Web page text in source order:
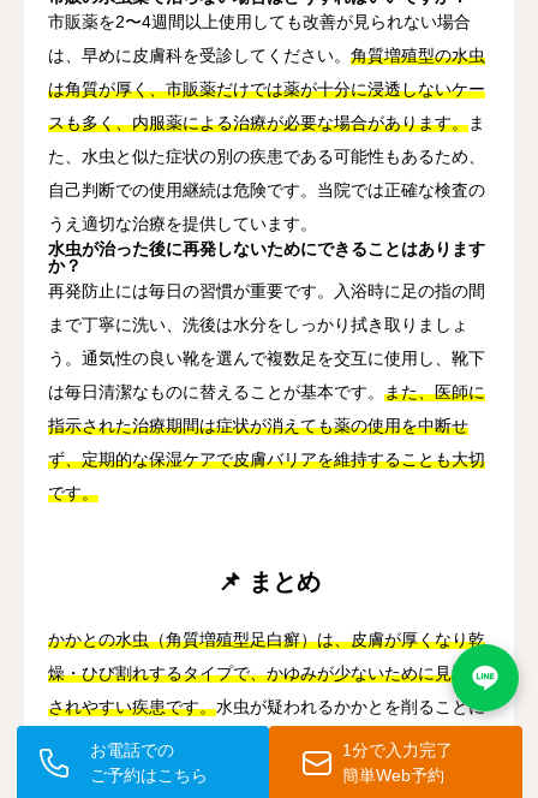
市販薬を2〜4週間以上使用しても改善が見られない場合
は、早めに皮膚科を受診してください。 角質増殖型の水虫
は角質が厚く、市販薬だけでは薬が十分に浸透しないケー
スも多く、内服薬による治療が必要な場合があります。ま
た、水虫と似た症状の別の疾患である可能性もあるため、
自己判断での使用継続は危険です。当院では正確な検査の
うえ適切な治療を提供しています。
水虫が治った後に再発しないためにできることはあります
か？
再発防止には毎日の習慣が重要です。入浴時に足の指の間
まで丁寧に洗い、洗後は水分をしっかり拭き取りましょ
う。通気性の良い靴を選んで複数足を交互に使用し、靴下
は毎日清潔なものに替えることが基本です。 また、医師に
指示された治療期間は症状が消えても薬の使用を中断せ
ず、定期的な保湿ケアで皮膚バリアを維持することも大切
です。
📌 まとめ
かかとの水虫（角質増殖型足白癬）は、皮膚が厚くなり乾
燥・ひび割れするタイプで、かゆみが少ないために見過ご
されやすい疾患です。水虫が疑われるかかとを削ることに
は、抗真菌薬の浸透を助けるというメリットがある一方
で、やりすぎると皮膚のバリアを傷め、細菌感染のリスク
お電話での
ご予約はこちら
1分で入力完了
簡単Web予約